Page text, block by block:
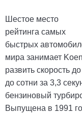
Шестое место
рейтинга самых
быстрых
мира занимает
развить скорость
до сотни за 3,3
бензиновый
Выпущена в 1991